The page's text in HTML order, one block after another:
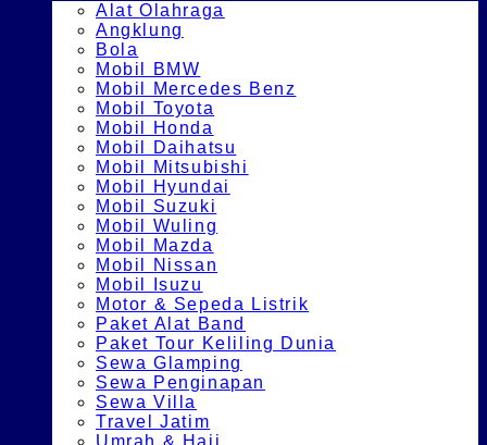
Alat Olahraga
Angklung
Bola
Mobil BMW
Mobil Mercedes Benz
Mobil Toyota
Mobil Honda
Mobil Daihatsu
Mobil Mitsubishi
Mobil Hyundai
Mobil Suzuki
Mobil Wuling
Mobil Mazda
Mobil Nissan
Mobil Isuzu
Motor & Sepeda Listrik
Paket Alat Band
Paket Tour Keliling Dunia
Sewa Glamping
Sewa Penginapan
Sewa Villa
Travel Jatim
Umrah & Haji